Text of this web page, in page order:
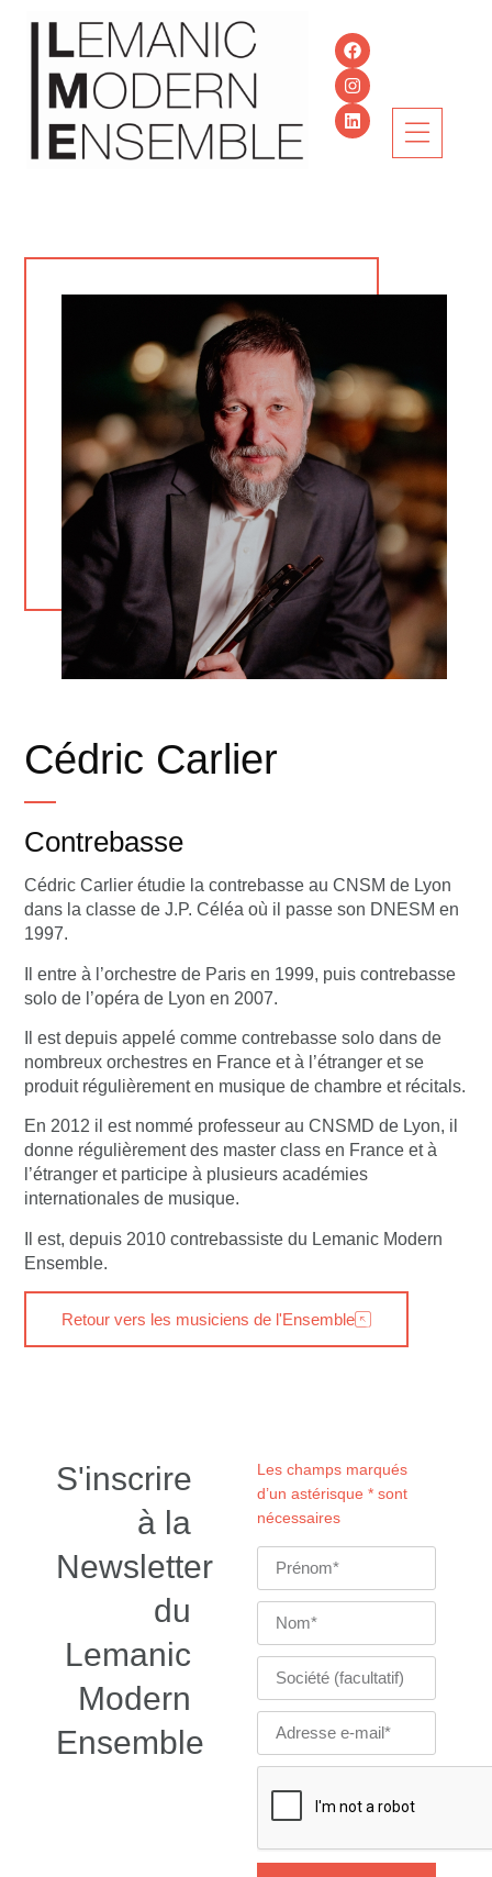
Cédric Carlier
Contrebasse
Cédric Carlier étudie la contrebasse au CNSM de Lyon
dans la classe de J.P. Céléa où il passe son DNESM en
1997.
Il entre à l’orchestre de Paris en 1999, puis contrebasse
solo de l’opéra de Lyon en 2007.
Il est depuis appelé comme contrebasse solo dans de
nombreux orchestres en France et à l’étranger et se
produit régulièrement en musique de chambre et récitals.
En 2012 il est nommé professeur au CNSMD de Lyon, il
donne régulièrement des master class en France et à
l’étranger et participe à plusieurs académies
internationales de musique.
Il est, depuis 2010 contrebassiste du Lemanic Modern
Ensemble.
Retour vers les musiciens de l'Ensemble
S'inscrire
à la
Newsletter
du
Lemanic
Modern
Ensemble
Les champs marqués
d’un astérisque * sont
nécessaires